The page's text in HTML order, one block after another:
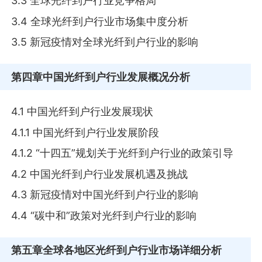
3.4 全球光纤到户行业市场集中度分析
3.5 新冠疫情对全球光纤到户行业的影响
第四章中国光纤到户行业发展概况分析
4.1 中国光纤到户行业发展现状
4.1.1 中国光纤到户行业发展阶段
4.1.2 “十四五”规划关于光纤到户行业的政策引导
4.2 中国光纤到户行业发展机遇及挑战
4.3 新冠疫情对中国光纤到户行业的影响
4.4 “碳中和”政策对光纤到户行业的影响
第五章全球各地区光纤到户行业市场详细分析